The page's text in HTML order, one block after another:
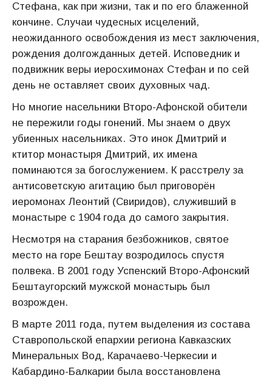
Стефана, как при жизни, так и по его блаженной
кончине. Случаи чудесных исцелений,
неожиданного освобождения из мест заключения,
рождения долгожданных детей. Исповедник и
подвижник веры иеросхимонах Стефан и по сей
день не оставляет своих духовных чад.
Но многие насельники Второ-Афонской обители
не пережили годы гонений. Мы знаем о двух
убиенных насельниках. Это инок Дмитрий и
ктитор монастыря Дмитрий, их имена
поминаются за богослужением. К расстрелу за
антисоветскую агитацию был приговорён
иеромонах Леонтий (Свиридов), служивший в
монастыре с 1904 года до самого закрытия.
Несмотря на старания безбожников, святое
место на горе Бештау возродилось спустя
полвека. В 2001 году Успенский Второ-Афонский
Бештаугорский мужской монастырь был
возрожден.
В марте 2011 года, путем выделения из состава
Ставропольской епархии региона Кавказских
Минеральных Вод, Карачаево-Черкесии и
Кабардино-Балкарии была восстановлена